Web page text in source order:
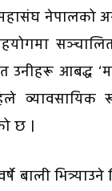
नेपालको
उनीहरू आबद्ध
व्यावसायिक
छ ।
बाली